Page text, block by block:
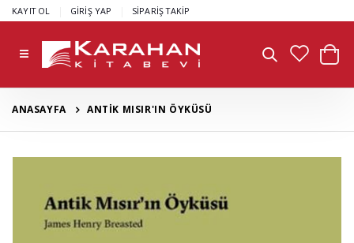
KAYIT OL GİRİŞ YAP SİPARİŞ TAKİP
ANASAYFA ANTİK MISIR'IN ÖYKÜSÜ